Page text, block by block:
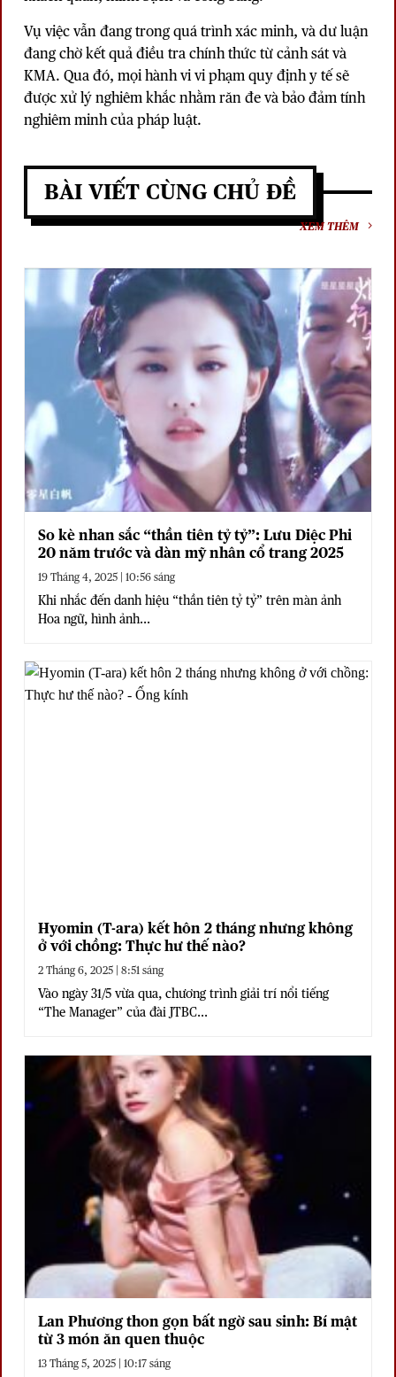
Vụ việc vẫn đang trong quá trình xác minh, và dư luận
đang chờ kết quả điều tra chính thức từ cảnh sát và
KMA. Qua đó, mọi hành vi vi phạm quy định y tế sẽ
được xử lý nghiêm khắc nhằm răn đe và bảo đảm tính
nghiêm minh của pháp luật.
BÀI VIẾT CÙNG CHỦ ĐỀ
XEM THÊM
So kè nhan sắc “thần tiên tỷ tỷ”: Lưu Diệc Phi
20 năm trước và dàn mỹ nhân cổ trang 2025
19 Tháng 4, 2025 | 10:56 sáng
Khi nhắc đến danh hiệu “thần tiên tỷ tỷ” trên màn ảnh
Hoa ngữ, hình ảnh...
Hyomin (T-ara) kết hôn 2 tháng nhưng không
ở với chồng: Thực hư thế nào?
2 Tháng 6, 2025 | 8:51 sáng
Vào ngày 31/5 vừa qua, chương trình giải trí nổi tiếng
“The Manager” của đài JTBC...
Lan Phương thon gọn bất ngờ sau sinh: Bí mật
từ 3 món ăn quen thuộc
13 Tháng 5, 2025 | 10:17 sáng